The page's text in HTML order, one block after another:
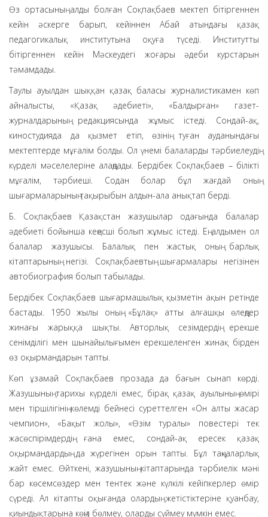
Өз ортасының алды болған Соқпақбаев мектеп бітіргеннен
кейін әскерге барып, кейіннен Абай атындағы қазақ
педагогикалық институтына оқуға түседі. Институтты
бітіргеннен кейін Мәскеудегі жоғары әдеби курстарын
тәмамдады.
Таулы ауылдан шыққан қазақ баласы журналистикамен көп
айналысты, «Қазақ әдебиеті», «Балдырған» газет-
журналдарының редакциясында жұмыс істеді. Сондай-ақ,
киностудияда да қызмет етіп, өзінің туған ауданындағы
мектептерде мұғалім болды. Ол үнемі балаларды тәрбиелеудің
күрделі мәселелеріне алаңдады. Бердібек Соқпақбаев – білікті
мұғалім, тәрбиеші. Содан болар бұл жағдай оның
шығармаларының тақырыбын алдын-ала анықтап берді.
Б. Соқпақбаев Қазақстан жазушылар одағында балалар
әдебиеті бойынша кеңесші болып жұмыс істеді. Ең алдымен ол
балалар жазушысы. Балалық пен жастық оның барлық
кітаптарының негізі. Соқпақбаевтың шығармалары негізінен
автобиография болып табылады.
Бердібек Соқпақбаев шығармашылық қызметін ақын ретінде
бастады. 1950 жылы оның «Бұлақ» атты алғашқы өлеңдер
жинағы жарыққа шықты. Авторлық сезімдердің ерекше
сенімділігі мен шынайылығымен ерекшеленген жинақ бірден
өз оқырмандарын тапты.
Көп ұзамай Соқпақбаев прозада да бағын сынап көрді.
Жазушының тарихы күрделі емес, бірақ қазақ ауылының өмірі
мен тіршілігінің көлемді бейнесі суреттелген «Он алты жасар
чемпион», «Бақыт жолы», «Өзім туралы» повестері тек
жасөспірімдердің ғана емес, сондай-ақ ересек қазақ
оқырмандардың да жүрегінен орын тапты. Бұл таңқаларлық
жайт емес. Өйткені, жазушының кітаптарында тәрбиелік мәні
бар көсемсөздер мен тентек және күлкілі кейіпкерлер өмір
сүреді. Ал кітапты оқығанда олардың жетістіктеріне қуанбау,
қиындықтарына көңіл бөлмеу, оларды сүймеу мүмкін емес.